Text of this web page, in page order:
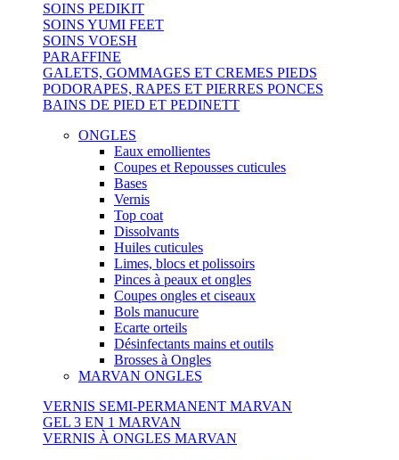
SOINS PEDIKIT
SOINS YUMI FEET
SOINS VOESH
PARAFFINE
GALETS, GOMMAGES ET CREMES PIEDS
PODORAPES, RAPES ET PIERRES PONCES
BAINS DE PIED ET PEDINETT
ONGLES
Eaux emollientes
Coupes et Repousses cuticules
Bases
Vernis
Top coat
Dissolvants
Huiles cuticules
Limes, blocs et polissoirs
Pinces à peaux et ongles
Coupes ongles et ciseaux
Bols manucure
Ecarte orteils
Désinfectants mains et outils
Brosses à Ongles
MARVAN ONGLES
VERNIS SEMI-PERMANENT MARVAN
GEL 3 EN 1 MARVAN
VERNIS À ONGLES MARVAN